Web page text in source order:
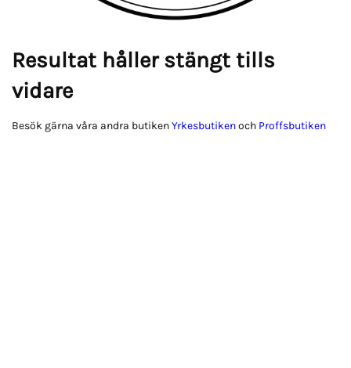
Resultat håller stängt tills
vidare
Besök gärna våra andra butikenYrkesbutikenoch Proffsbutiken